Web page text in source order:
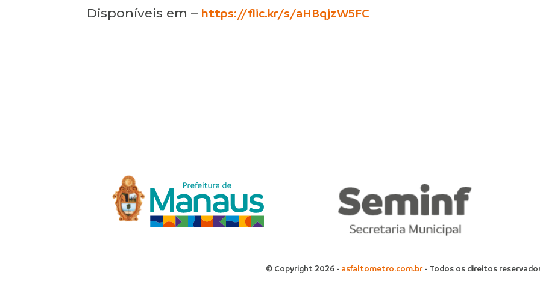
Disponíveis em – https://flic.kr/s/aHBqjzW5FC
© Copyright 2026 - asfaltometro.com.br- Todos os direitos